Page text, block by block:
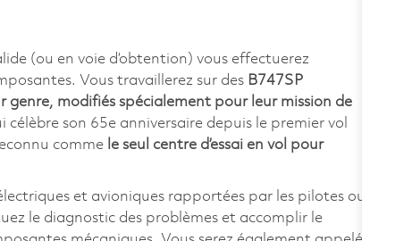
(ou en voie d’obtention) vous effectuerez
Vous travaillerez sur des B747SP
modifiés spécialement pour leur mission de
son 65e anniversaire depuis le premier vol
comme le seul centre d’essai en vol pour
et avioniques rapportées par les pilotes ou
le diagnostic des problèmes et accomplir le